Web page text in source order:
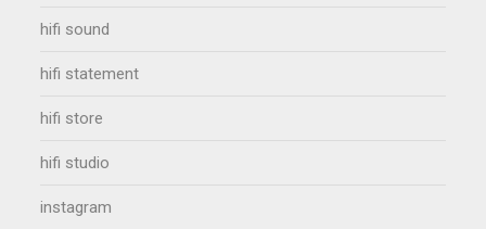
hifi sound
hifi statement
hifi store
hifi studio
instagram